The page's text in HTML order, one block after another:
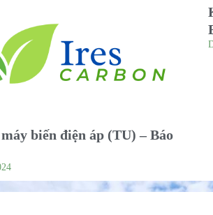
biến điện áp (TU) – Báo